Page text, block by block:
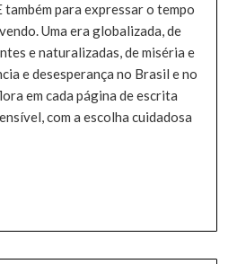
para expressar o tempo
Uma era globalizada, de
e naturalizadas, de miséria e
e desesperança no Brasil e no
em cada página de escrita
com a escolha cuidadosa